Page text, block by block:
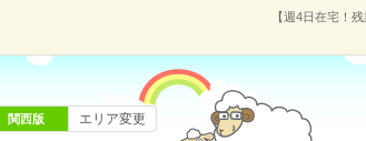
【週4日在宅！
関西版 エリア変更